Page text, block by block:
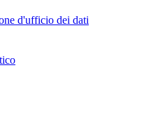
d'ufficio dei dati